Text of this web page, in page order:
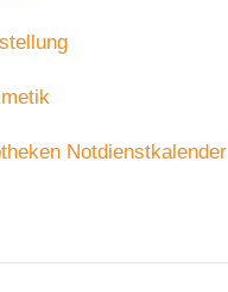
Notdienstkalender